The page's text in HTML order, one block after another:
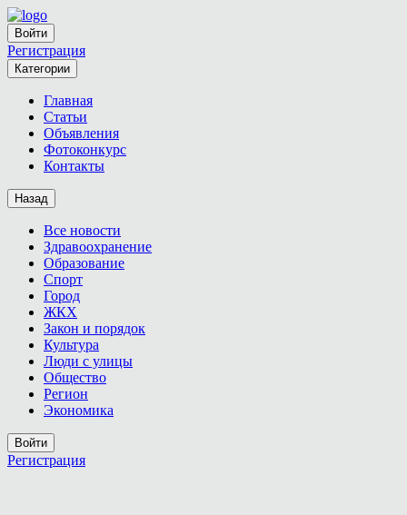
Войти
Регистрация
Категории
Главная
Статьи
Объявления
Фотоконкурс
Контакты
Назад
Все новости
Здравоохранение
Образование
Спорт
Город
ЖКХ
Закон и порядок
Культура
Люди с улицы
Общество
Регион
Экономика
Войти
Регистрация